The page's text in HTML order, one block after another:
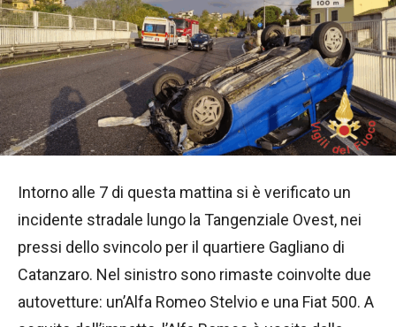
Intorno alle 7 di questa mattina si è verificato un
incidente stradale lungo la Tangenziale Ovest, nei
pressi dello svincolo per il quartiere Gagliano di
Catanzaro. Nel sinistro sono rimaste coinvolte due
autovetture: un’Alfa Romeo Stelvio e una Fiat 500. A